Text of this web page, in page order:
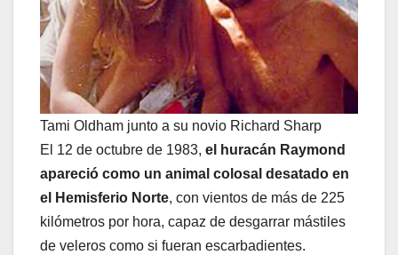
Tami Oldham junto a su novio Richard Sharp
El 12 de octubre de 1983, el huracán Raymond
apareció como un animal colosal desatado en
el Hemisferio Norte, con vientos de más de 225
kilómetros por hora, capaz de desgarrar mástiles
de veleros como si fueran escarbadientes.